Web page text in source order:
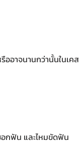
ออาจนานกว่านั้นในเคส
กฟัน และไหมขัดฟัน